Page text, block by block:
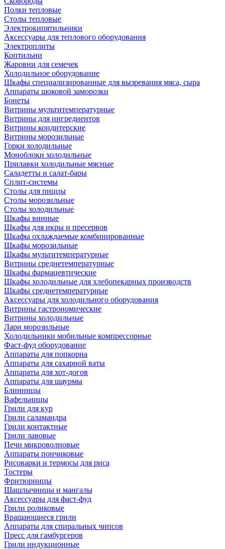
Полки тепловые
Столы тепловые
Электрокипятильники
Аксессуары для теплового оборудования
Электроплиты
Коптильни
Жаровни для семечек
Холодильное оборудование
Шкафы специализированные для вызревания мяса, сыра
Аппараты шоковой заморозки
Бонеты
Витрины мультитемпературные
Витрины для ингредиентов
Витрины кондитерские
Витрины морозильные
Горки холодильные
Моноблоки холодильные
Прилавки холодильные мясные
Саладетты и салат-бары
Сплит-системы
Столы для пиццы
Столы морозильные
Столы холодильные
Шкафы винные
Шкафы для икры и пресервов
Шкафы охлаждаемые комбинированные
Шкафы морозильные
Шкафы мультитемпературные
Витрины среднетемпературные
Шкафы фармацевтические
Шкафы холодильные для хлебопекарных производств
Шкафы среднетемпературные
Аксессуары для холодильного оборудования
Витрины гастрономические
Витрины холодильные
Лари морозильные
Холодильники мобильные компрессорные
Фаст-фуд оборудование
Аппараты для попкорна
Аппараты для сахарной ваты
Аппараты для хот-догов
Аппараты для шаурмы
Блинницы
Вафельницы
Грили для кур
Грили саламандра
Грили контактные
Грили лавовые
Печи микроволновые
Аппараты пончиковые
Рисоварки и термосы для риса
Тостеры
Фритюрницы
Шашлычницы и мангалы
Аксессуары для фаст-фуд
Грили роликовые
Вращающиеся грили
Аппараты для спиральных чипсов
Пресс для гамбургеров
Грили индукционные